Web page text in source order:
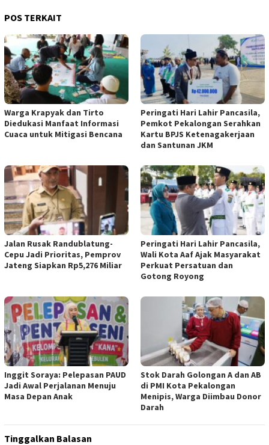
POS TERKAIT
Warga Krapyak dan Tirto
Diedukasi Manfaat Informasi
Cuaca untuk Mitigasi Bencana
Peringati Hari Lahir Pancasila,
Pemkot Pekalongan Serahkan
Kartu BPJS Ketenagakerjaan
dan Santunan JKM
Jalan Rusak Randublatung-
Cepu Jadi Prioritas, Pemprov
Jateng Siapkan Rp5,276 Miliar
Peringati Hari Lahir Pancasila,
Wali Kota Aaf Ajak Masyarakat
Perkuat Persatuan dan
Gotong Royong
Inggit Soraya: Pelepasan PAUD
Jadi Awal Perjalanan Menuju
Masa Depan Anak
Stok Darah Golongan A dan AB
di PMI Kota Pekalongan
Menipis, Warga Diimbau Donor
Darah
Tinggalkan Balasan